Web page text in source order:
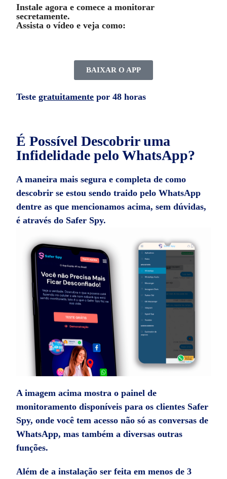
Instale agora e comece a monitorar
secretamente.
Assista o vídeo e veja como:
BAIXAR O APP
Testegratuitamente por 48 horas
É Possível Descobrir uma
Infidelidade pelo WhatsApp?
A maneira mais segura e completa decomo
descobrir se estou sendo traido pelo WhatsApp
dentre as que mencionamos acima, sem dúvidas,
é através do Safer Spy.
A imagem acima mostra o painel de
monitoramento disponíveis para os clientes Safer
Spy, onde você tem acesso não só as conversas de
WhatsApp, mas também a diversas outras
funções.
Além de a instalação ser feita em menos de 3